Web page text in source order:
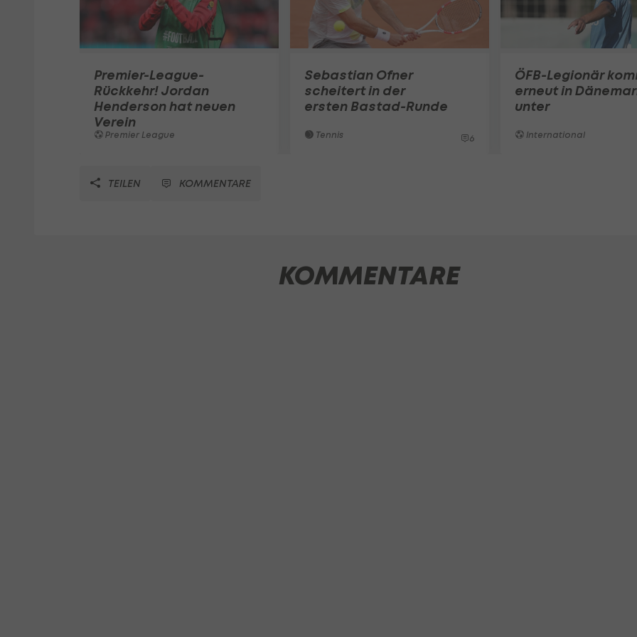
Premier-League-
Rückkehr! Jordan
Henderson hat neuen
Verein
Premier League
Sebastian Ofner
scheitert in der
ersten Bastad-Runde
Tennis 6
ÖFB-Legionär
erneut in
unter
International
TEILEN KOMMENTARE
KOMMENTARE